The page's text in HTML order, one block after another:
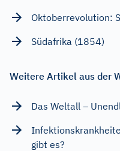
Oktoberrevolution:
Südafrika (1854)
Weitere Artikel aus der
Das Weltall –
gibt es?